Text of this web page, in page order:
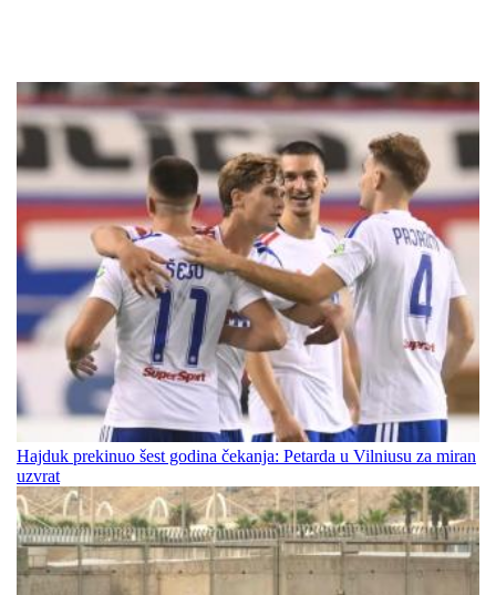
Hajduk prekinuo šest godina čekanja: Petarda u Vilniusu za miran
uzvrat